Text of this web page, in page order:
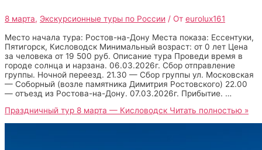
8 марта, Экскурсионные туры по России / От eurolux161
Место начала тура: Ростов-на-Дону Места показа: Ессентуки,
Пятигорск, Кисловодск Минимальный возраст: от 0 лет Цена
за человека от 19 500 руб. Описание тура Проведи время в
городе солнца и нарзана. 06.03.2026г. Сбор отправление
группы. Ночной переезд. 21.30 — Сбор группы ул. Московская
— Соборный (возле памятника Димитрия Ростовского) 22.00
— отъезд из Ростова-на-Дону. 07.03.2026г. Прибытие. …
Праздничный тур 8 марта — Кисловодск Читать полностью »